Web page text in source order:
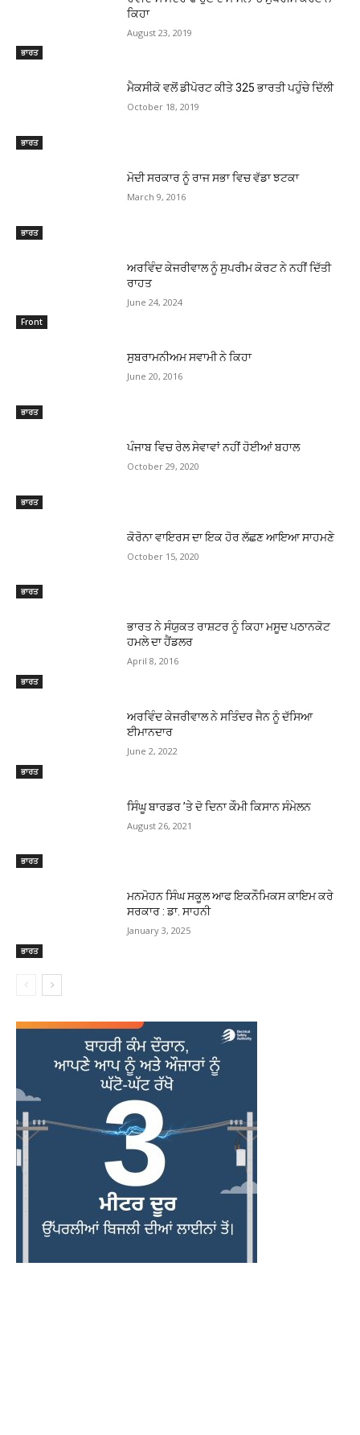
ਭਾਰਤ
ਕਿਹਾ
August 23, 2019
ਭਾਰਤ
ਮੈਕਸੀਕੋ ਵਲੋਂ ਡੀਪੋਰਟ ਕੀਤੇ 325 ਭਾਰਤੀ ਪਹੁੰਚੇ ਦਿੱਲੀ
October 18, 2019
ਭਾਰਤ
ਮੋਦੀ ਸਰਕਾਰ ਨੂੰ ਰਾਜ ਸਭਾ ਵਿਚ ਵੱਡਾ ਝਟਕਾ
March 9, 2016
Front
ਅਰਵਿੰਦ ਕੇਜਰੀਵਾਲ ਨੂੰ ਸੁਪਰੀਮ ਕੋਰਟ ਨੇ ਨਹੀਂ ਦਿੱਤੀ
ਰਾਹਤ
June 24, 2024
ਭਾਰਤ
ਸੁਬਰਾਮਨੀਅਮ ਸਵਾਮੀ ਨੇ ਕਿਹਾ
June 20, 2016
ਭਾਰਤ
ਪੰਜਾਬ ਵਿਚ ਰੇਲ ਸੇਵਾਵਾਂ ਨਹੀਂ ਹੋਈਆਂ ਬਹਾਲ
October 29, 2020
ਭਾਰਤ
ਕੋਰੋਨਾ ਵਾਇਰਸ ਦਾ ਇਕ ਹੋਰ ਲੱਛਣ ਆਇਆ ਸਾਹਮਣੇ
October 15, 2020
ਭਾਰਤ
ਭਾਰਤ ਨੇ ਸੰਯੁਕਤ ਰਾਸ਼ਟਰ ਨੂੰ ਕਿਹਾ ਮਸੂਦ ਪਠਾਨਕੋਟ
ਹਮਲੇ ਦਾ ਹੈਂਡਲਰ
April 8, 2016
ਭਾਰਤ
ਅਰਵਿੰਦ ਕੇਜਰੀਵਾਲ ਨੇ ਸਤਿੰਦਰ ਜੈਨ ਨੂੰ ਦੱਸਿਆ
ਈਮਾਨਦਾਰ
June 2, 2022
ਭਾਰਤ
ਸਿੰਘੂ ਬਾਰਡਰ ’ਤੇ ਦੋ ਦਿਨਾ ਕੌਮੀ ਕਿਸਾਨ ਸੰਮੇਲਨ
August 26, 2021
ਭਾਰਤ
ਮਨਮੋਹਨ ਸਿੰਘ ਸਕੂਲ ਆਫ ਇਕਨੌਮਿਕਸ ਕਾਇਮ ਕਰੇ
ਸਰਕਾਰ : ਡਾ. ਸਾਹਨੀ
January 3, 2025